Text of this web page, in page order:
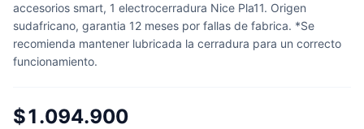
accesorios smart, 1 electrocerradura Nice Pla11. Origen
sudafricano, garantia 12 meses por fallas de fabrica. *Se
recomienda mantener lubricada la cerradura para un correcto
funcionamiento.
$1.094.900